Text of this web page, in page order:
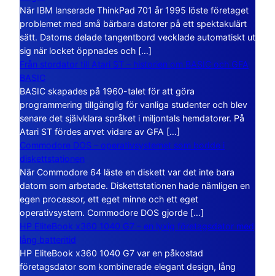
När IBM lanserade ThinkPad 701 år 1995 löste företaget
problemet med små bärbara datorer på ett spektakulärt
sätt. Datorns delade tangentbord vecklade automatiskt ut
sig när locket öppnades och […]
Från stordator till Atari ST – historien om BASIC och GFA
BASIC
BASIC skapades på 1960-talet för att göra
programmering tillgänglig för vanliga studenter och blev
senare det självklara språket i miljontals hemdatorer. På
Atari ST fördes arvet vidare av GFA […]
Commodore DOS – operativsystemet som bodde i
diskettstationen
När Commodore 64 läste en diskett var det inte bara
datorn som arbetade. Diskettstationen hade nämligen en
egen processor, ett eget minne och ett eget
operativsystem. Commodore DOS gjorde […]
HP EliteBook x360 1040 G7 – en lyxig företagsdator med
lång batteritid
HP EliteBook x360 1040 G7 var en påkostad
företagsdator som kombinerade elegant design, lång